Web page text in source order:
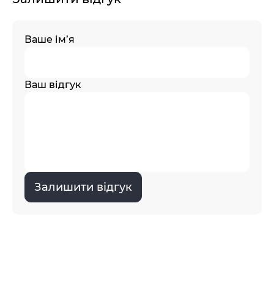
Ваше ім’я
Ваш відгук
Залишити відгук